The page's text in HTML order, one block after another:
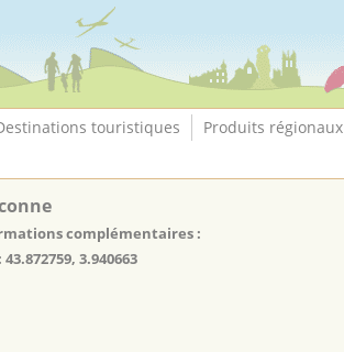
touristiques Produits régionaux
complémentaires :
43.872759, 3.940663